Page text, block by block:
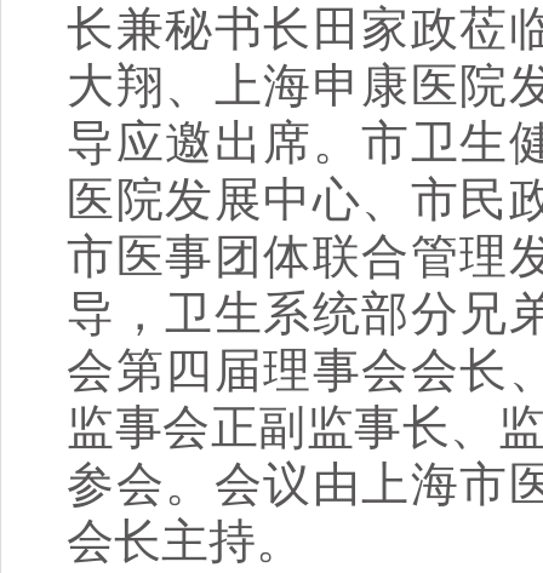
长兼秘书长田家政莅
大翔、上海申康医院
导应邀出席。市卫生
医院发展中心、市民
市医事团体联合管理
导，卫生系统部分兄
会第四届理事会会长
监事会正副监事长、
参会。会议由上海市
会长主持。